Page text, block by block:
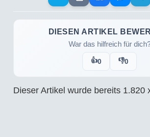
DIESEN ARTIKEL
War das hilfreich für
👍0 👎0
Dieser Artikel wurde bereits 1.820